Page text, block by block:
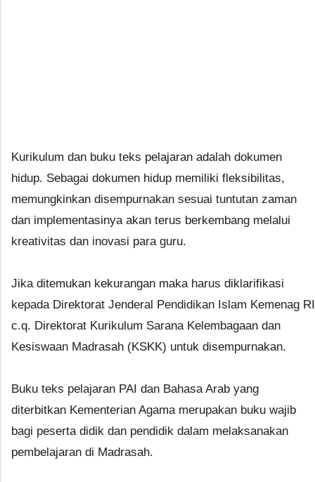
Kurikulum dan buku teks pelajaran adalah dokumen
hidup. Sebagai dokumen hidup memiliki fleksibilitas,
memungkinkan disempurnakan sesuai tuntutan zaman
dan implementasinya akan terus berkembang melalui
kreativitas dan inovasi para guru.
Jika ditemukan kekurangan maka harus diklarifikasi
kepada Direktorat Jenderal Pendidikan Islam Kemenag RI
c.q. Direktorat Kurikulum Sarana Kelembagaan dan
Kesiswaan Madrasah (KSKK) untuk disempurnakan.
Buku teks pelajaran PAI dan Bahasa Arab yang
diterbitkan Kementerian Agama merupakan buku wajib
bagi peserta didik dan pendidik dalam melaksanakan
pembelajaran di Madrasah.